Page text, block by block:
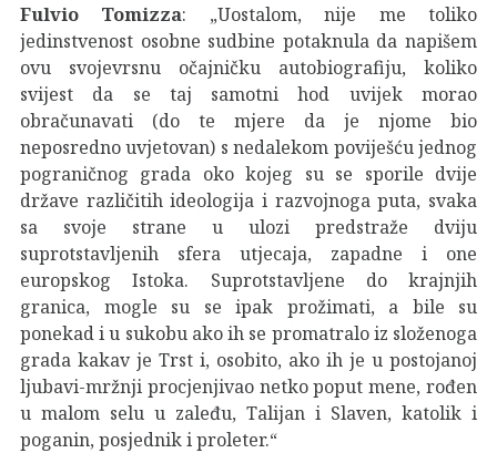
Fulvio Tomizza: „Uostalom, nije me toliko
jedinstvenost osobne sudbine potaknula da napišem
ovu svojevrsnu očajničku autobiografiju, koliko
svijest da se taj samotni hod uvijek morao
obračunavati (do te mjere da je njome bio
neposredno uvjetovan) s nedalekom poviješću jednog
pograničnog grada oko kojeg su se sporile dvije
države različitih ideologija i razvojnoga puta, svaka
sa svoje strane u ulozi predstraže dviju
suprotstavljenih sfera utjecaja, zapadne i one
europskog Istoka. Suprotstavljene do krajnjih
granica, mogle su se ipak prožimati, a bile su
ponekad i u sukobu ako ih se promatralo iz složenoga
grada kakav je Trst i, osobito, ako ih je u postojanoj
ljubavi-mržnji procjenjivao netko poput mene, rođen
u malom selu u zaleđu, Talijan i Slaven, katolik i
poganin, posjednik i proleter.“